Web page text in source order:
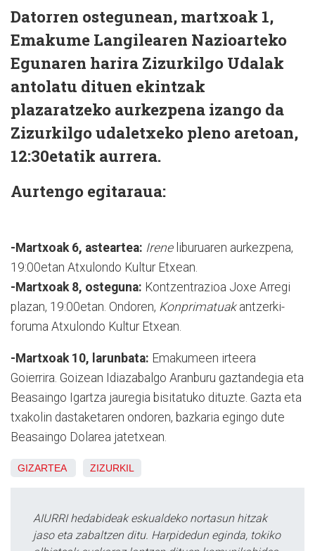
Datorren ostegunean, martxoak 1,
Emakume Langilearen Nazioarteko
Egunaren harira Zizurkilgo Udalak
antolatu dituen ekintzak
plazaratzeko aurkezpena izango da
Zizurkilgo udaletxeko pleno aretoan,
12:30etatik aurrera.
Aurtengo egitaraua:
-Martxoak 6, asteartea: Ireneliburuaren aurkezpena,
19:00etan Atxulondo Kultur Etxean.
-Martxoak 8, osteguna: Kontzentrazioa Joxe Arregi
plazan, 19:00etan. Ondoren, Konprimatuakantzerki-
foruma Atxulondo Kultur Etxean.
-Martxoak 10, larunbata: Emakumeen irteera
Goierrira. Goizean Idiazabalgo Aranburu gaztandegia eta
Beasaingo Igartza jauregia bisitatuko dituzte. Gazta eta
txakolin dastaketaren ondoren, bazkaria egingo dute
Beasaingo Dolarea jatetxean.
GIZARTEA ZIZURKIL
AIURRI hedabideak eskualdeko nortasun hitzak
jaso eta zabaltzen ditu. Harpidedun eginda, tokiko